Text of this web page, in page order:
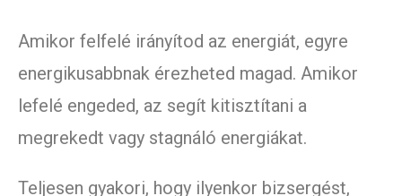
Amikor felfelé irányítod az energiát, egyre
energikusabbnak érezheted magad. Amikor
lefelé engeded, az segít kitisztítani a
megrekedt vagy stagnáló energiákat.
Teljesen gyakori, hogy ilyenkor bizsergést,